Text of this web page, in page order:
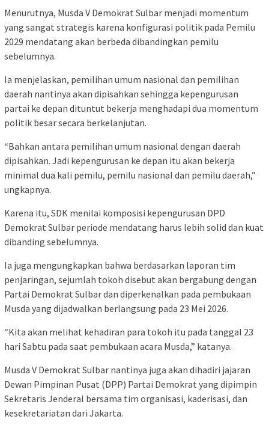
Menurutnya, Musda V Demokrat Sulbar menjadi momentum
yang sangat strategis karena konfigurasi politik pada Pemilu
2029 mendatang akan berbeda dibandingkan pemilu
sebelumnya.
Ia menjelaskan, pemilihan umum nasional dan pemilihan
daerah nantinya akan dipisahkan sehingga kepengurusan
partai ke depan dituntut bekerja menghadapi dua momentum
politik besar secara berkelanjutan.
“Bahkan antara pemilihan umum nasional dengan daerah
dipisahkan. Jadi kepengurusan ke depan itu akan bekerja
minimal dua kali pemilu, pemilu nasional dan pemilu daerah,”
ungkapnya.
Karena itu, SDK menilai komposisi kepengurusan DPD
Demokrat Sulbar periode mendatang harus lebih solid dan kuat
dibanding sebelumnya.
Ia juga mengungkapkan bahwa berdasarkan laporan tim
penjaringan, sejumlah tokoh disebut akan bergabung dengan
Partai Demokrat Sulbar dan diperkenalkan pada pembukaan
Musda yang dijadwalkan berlangsung pada 23 Mei 2026.
“Kita akan melihat kehadiran para tokoh itu pada tanggal 23
hari Sabtu pada saat pembukaan acara Musda,” katanya.
Musda V Demokrat Sulbar nantinya juga akan dihadiri jajaran
Dewan Pimpinan Pusat (DPP) Partai Demokrat yang dipimpin
Sekretaris Jenderal bersama tim organisasi, kaderisasi, dan
kesekretariatan dari Jakarta.